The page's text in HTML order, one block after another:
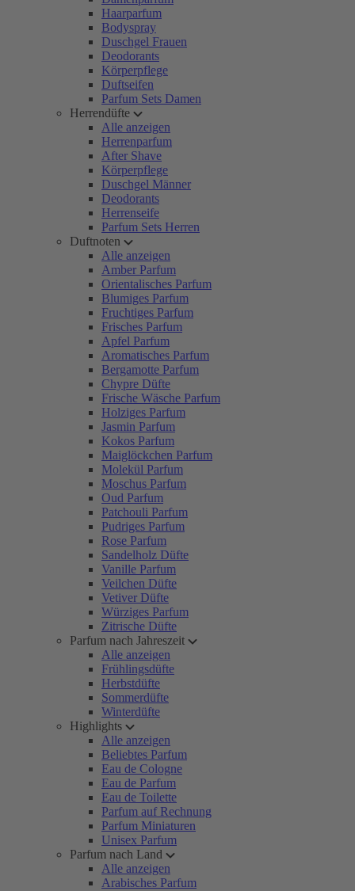
Haarparfum
Bodyspray
Duschgel Frauen
Deodorants
Körperpflege
Duftseifen
Parfum Sets Damen
Herrendüfte
Alle anzeigen
Herrenparfum
After Shave
Körperpflege
Duschgel Männer
Deodorants
Herrenseife
Parfum Sets Herren
Duftnoten
Alle anzeigen
Amber Parfum
Orientalisches Parfum
Blumiges Parfum
Fruchtiges Parfum
Frisches Parfum
Apfel Parfum
Aromatisches Parfum
Bergamotte Parfum
Chypre Düfte
Frische Wäsche Parfum
Holziges Parfum
Jasmin Parfum
Kokos Parfum
Maiglöckchen Parfum
Molekül Parfum
Moschus Parfum
Oud Parfum
Patchouli Parfum
Pudriges Parfum
Rose Parfum
Sandelholz Düfte
Vanille Parfum
Veilchen Düfte
Vetiver Düfte
Würziges Parfum
Zitrische Düfte
Parfum nach Jahreszeit
Alle anzeigen
Frühlingsdüfte
Herbstdüfte
Sommerdüfte
Winterdüfte
Highlights
Alle anzeigen
Beliebtes Parfum
Eau de Cologne
Eau de Parfum
Eau de Toilette
Parfum auf Rechnung
Parfum Miniaturen
Unisex Parfum
Parfum nach Land
Alle anzeigen
Arabisches Parfum